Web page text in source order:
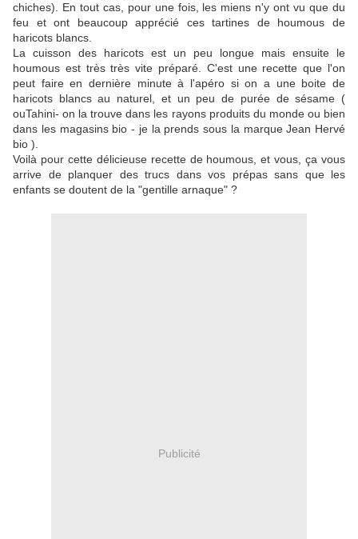
chiches). En tout cas, pour une fois, les miens n'y ont vu que du
feu et ont beaucoup apprécié ces tartines de houmous de
haricots blancs.
La cuisson des haricots est un peu longue mais ensuite le
houmous est très très vite préparé. C'est une recette que l'on
peut faire en dernière minute à l'apéro si on a une boite de
haricots blancs au naturel, et un peu de purée de sésame (
ouTahini- on la trouve dans les rayons produits du monde ou bien
dans les magasins bio - je la prends sous la marque Jean Hervé
bio ).
Voilà pour cette délicieuse recette de houmous, et vous, ça vous
arrive de planquer des trucs dans vos prépas sans que les
enfants se doutent de la "gentille arnaque" ?
Publicité